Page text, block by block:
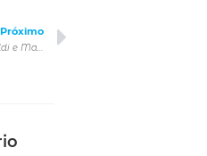
Próximo
Helena Ranaldi e Martha Meola sobem ao palco do Itaú Cultural com a estreia da peça Por trás das Flores